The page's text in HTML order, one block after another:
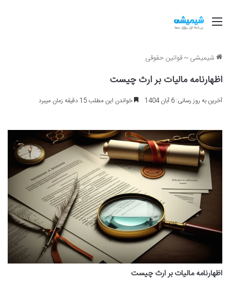
منو
شیمیشی~قوانین حقوقی
اظهارنامه مالیات بر ارث چیست
آخرین به روز رسانی: 6 آبان 1404 خواندن این مطلب 15 دقیقه زمان میبرد
اظهارنامه مالیات بر ارث چیست